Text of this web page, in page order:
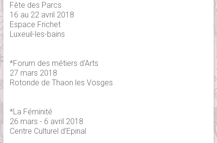
Fête des Parcs
16 au 22 avril 2018
Espace Frichet
Luxeuil-les-bains
*Forum des métiers d'Arts
27 mars 2018
Rotonde de Thaon les Vosges
*La Féminité
26 mars - 6 avril 2018
Centre Culturel d'Epinal